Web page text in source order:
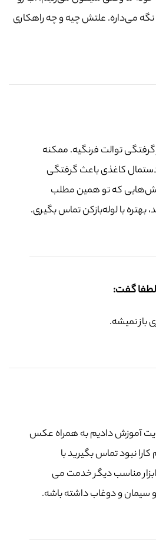
می‌داره. علتش چیه و چه راهکاری
توالت فرنگیه. ممکنه
کاغذی باعث گرفتگی
که تو همین مطلب
بهتره با لوله‌بازکن تماس بگیری.
گفت:
باز نمیشه.
سایت آموزش دادیم به همراه عکس
نبود تماس بگیرید با
مناسب دیگر خدمت می
و دوغاب داشته باشه.